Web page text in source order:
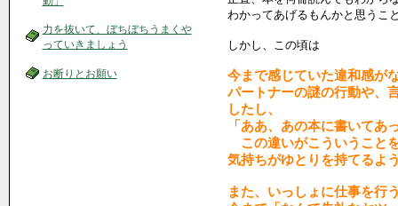
力を抜いて、ぼちぼちうまくや
っていきましょう
お断りとお願い
わかってあげるもんかと思うこ
しかし、この頃は
今まで感じていた違和感が
パートナーの謎の行動や、
したし、
「ああ、あの本に書いてあ
この違いがこういうこと
気持ちがゆとりを持てるよ
また、いっしょに仕事を行